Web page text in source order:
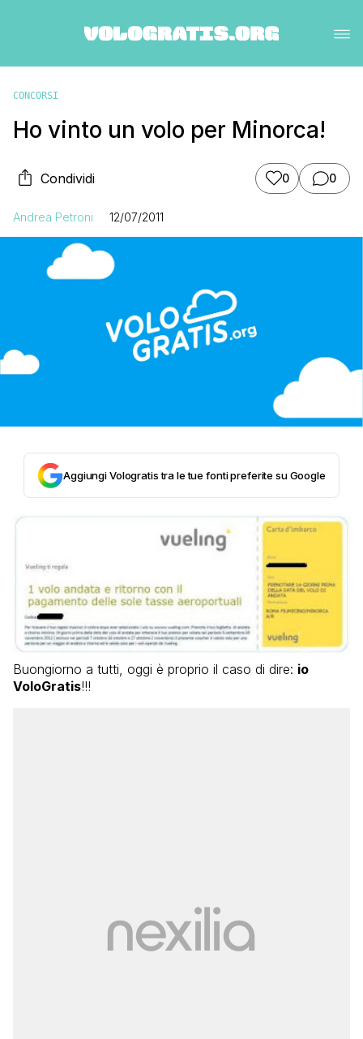
CONCORSI
Ho vinto un volo per Minorca!
Condividi 0 0
Andrea Petroni 12/07/2011
Aggiungi Vologratis tra le tue fonti preferite su Google
Buongiorno a tutti, oggi è proprio il caso di dire: io
VoloGratis!!!